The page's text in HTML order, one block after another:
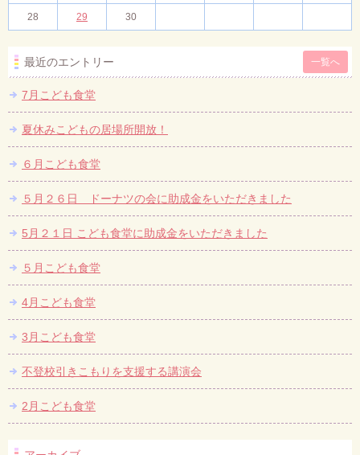
28 29 30
最近のエントリー 一覧へ
7月こども食堂
夏休みこどもの居場所開放！
６月こども食堂
５月２６日 ドーナツの会に助成金をいただきました
5月２１日 こども食堂に助成金をいただきました
５月こども食堂
4月こども食堂
3月こども食堂
不登校引きこもりを支援する講演会
2月こども食堂